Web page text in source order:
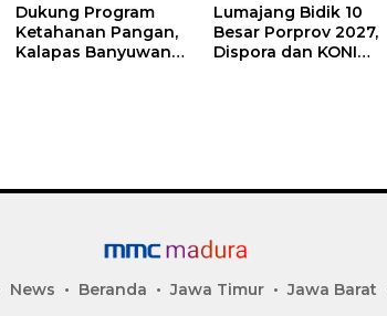
Dukung Program
Ketahanan Pangan,
Kalapas Banyuwangi
Lumajang Bidik 10
Besar Porprov 2027,
Dispora dan KONI
News Beranda Jawa Timur Jawa Barat